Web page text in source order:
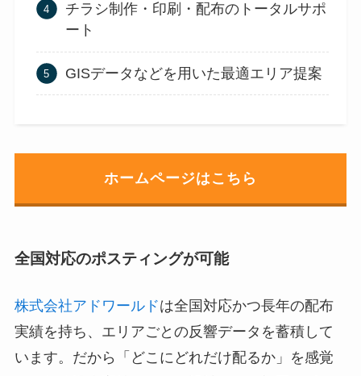
チラシ制作・印刷・配布のトータルサポ
ート
GISデータなどを用いた最適エリア提案
ホームページはこちら
全国対応のポスティングが可能
株式会社アドワールドは全国対応かつ長年の配布
実績を持ち、エリアごとの反響データを蓄積して
います。だから「どこにどれだけ配るか」を感覚